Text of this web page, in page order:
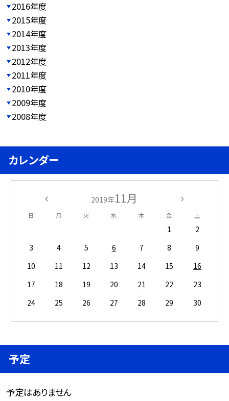
2016年度
2015年度
2014年度
2013年度
2012年度
2011年度
2010年度
2009年度
2008年度
カレンダー
2019年11月
日 月 火 水 木 金 土
1
2
3
4 5 6 7 8
9
10
11 12 13 14 15
16
17
18 19 20 21 22
23
24
25 26 27 28 29 30
予定
予定はありません